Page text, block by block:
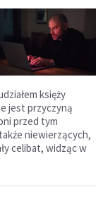
księży
jest przyczyną
przed tym
niewierzących,
celibat, widząc w